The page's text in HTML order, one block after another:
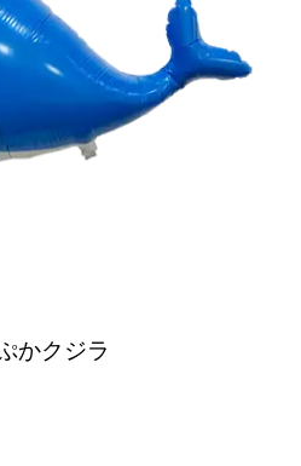
かクジラ